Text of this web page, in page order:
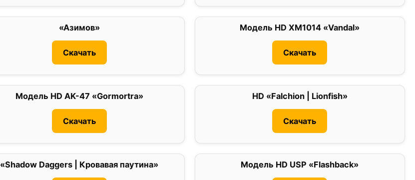
«Азимов»
Скачать
Модель HD XM1014 «Vandal»
Скачать
Модель HD AK-47 «Gormortra»
Скачать
HD «Falchion | Lionfish»
Скачать
«Shadow Daggers | Кровавая паутина» Модель HD USP «Flashback»